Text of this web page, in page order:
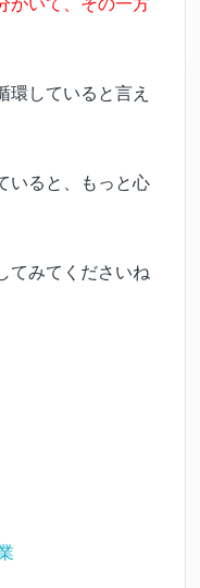
環していると言え
いると、もっと心
てみてくださいね